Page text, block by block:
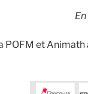
POFM et